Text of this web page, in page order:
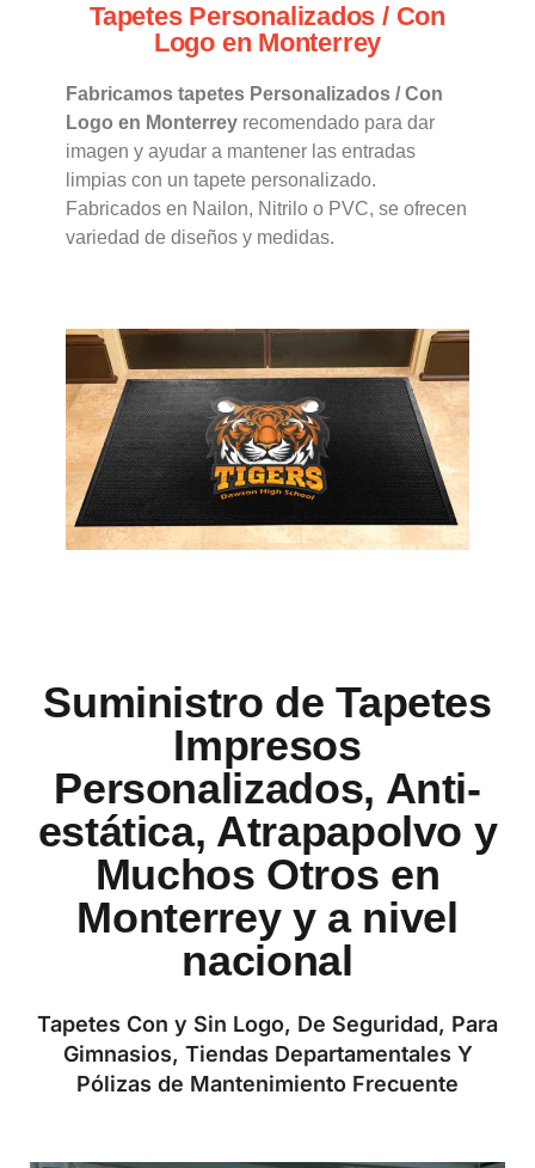
Tapetes Personalizados / Con
Logo en Monterrey
Fabricamos tapetes Personalizados / Con
Logo en Monterrey recomendado para dar
imagen y ayudar a mantener las entradas
limpias con un tapete personalizado.
Fabricados en Nailon, Nitrilo o PVC, se ofrecen
variedad de diseños y medidas.
Suministro de Tapetes
Impresos
Personalizados, Anti-
estática, Atrapapolvo y
Muchos Otros en
Monterrey y a nivel
nacional
Tapetes Con y Sin Logo, De Seguridad, Para
Gimnasios, Tiendas Departamentales Y
Pólizas de Mantenimiento Frecuente